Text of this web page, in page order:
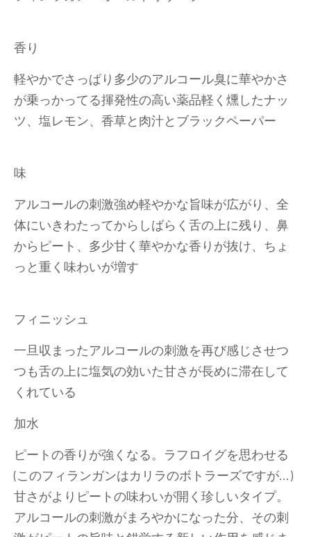
香り
軽やかでさっぱり多少のアルコール臭に華やかさ
が乗っかってる揮発性の高い薬品軽く燻したナッ
ツ、塩レモン、香草と肉汁とブラックペーパー
味
アルコールの刺激強め軽やかな旨味が広がり、全
体にいきわたってからしばらく舌の上に残り、鼻
からピート、多少甘く華やかな香りが抜け、ちょ
っと重く味わいが増す
フィニッシュ
一旦収まったアルコールの刺激を再び感じさせつ
つも舌の上に塩気の効いた甘さが長めに滞在して
くれている
加水
ピートの香りが強くなる。ラフロイグを思わせる
(このフィランガンはカリラのボトラーズですが…)
甘さがよりピートの味わいが開く珍しいタイプ。
アルコールの刺激がまろやかになった分、その刺